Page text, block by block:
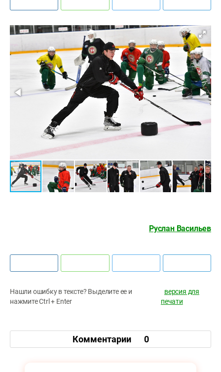
Руслан Васильев
Нашли ошибку в тексте? Выделите ее и
нажмите Ctrl + Enter
версия для
печати
Комментарии 0